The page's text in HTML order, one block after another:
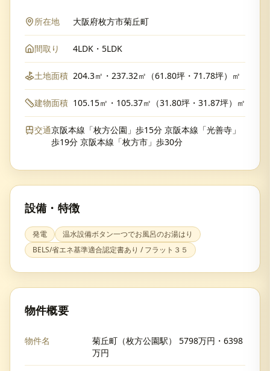
所在地 大阪府枚方市菊丘町
間取り 4LDK・5LDK
土地面積 204.3㎡・237.32㎡（61.80坪・71.78坪）㎡
建物面積 105.15㎡・105.37㎡（31.80坪・31.87坪）㎡
交通京阪本線「枚方公園」歩15分 京阪本線「光善寺」
歩19分 京阪本線「枚方市」歩30分
設備・特徴
発電
温水設備ボタン一つでお風呂のお湯はり
BELS/省エネ基準適合認定書あり / フラット３５
物件概要
物件名
菊丘町（枚方公園駅） 5798万円・6398
万円